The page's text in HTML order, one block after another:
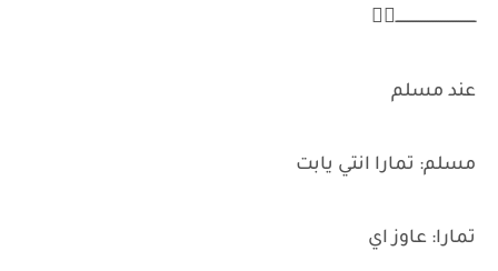
ــــــــــــــــــــــــــــــــــــ✌🏻
عند مسلم
مسلم: تمارا انتي يابت
تمارا: عاوز اي